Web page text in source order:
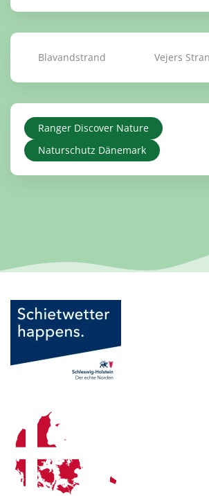
Blavandstrand Vejers
Ranger Discover Nature
Naturschutz Dänemark